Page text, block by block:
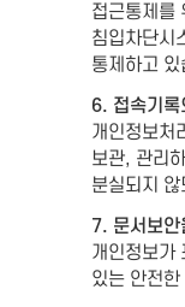
접근통제를
침입차단시
통제하고 있
6. 접속기록
개인정보처
보관, 관리
분실되지
7. 문서보안
개인정보가
있는 안전